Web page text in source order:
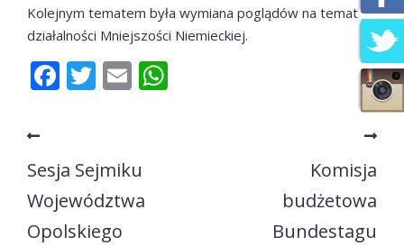
Kolejnym tematem była wymiana poglądów na temat
działalności Mniejszości Niemieckiej.
Facebook
Twitter
Email
Sesja Sejmiku
Województwa
Opolskiego
Komisja
budżetowa
Bundestagu